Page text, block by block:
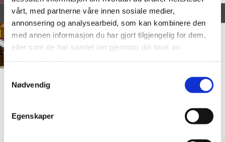
vårt, med partnerne våre innen sosiale medier,
annonsering og analysearbeid, som kan kombinere den
med annen informasjon du har gjort tilgjengelig for dem,
eller som de har samlet inn gjennom din bruk av
Nødvendig
Egenskaper